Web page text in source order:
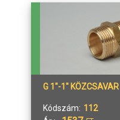
G 1"-1" KÖZCSAVAR
Kódszám: 112